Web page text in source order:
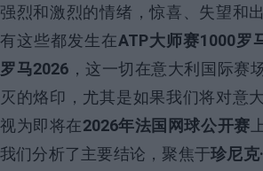
强烈和激烈的情绪，惊喜、失望和
有这些都发生在ATP大师赛1000罗
罗马2026 ，这一切在意大利国际赛
灭的烙印，尤其是如果我们将对意
视为即将在2026年法国网球公开赛
我们分析了主要结论，聚焦于珍尼克